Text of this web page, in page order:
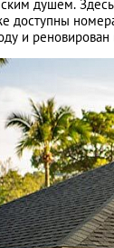
душем.
доступны
и реновирован